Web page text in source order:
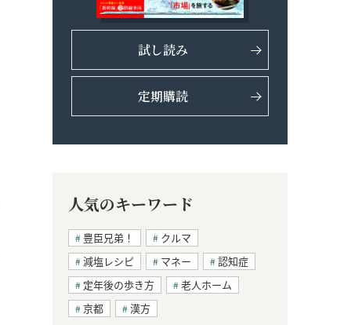
試し読み
定期購読
人気のキーワード
豊臣兄弟！
クルマ
減塩レシピ
マネー
認知症
定年後の歩き方
老人ホーム
京都
漢方